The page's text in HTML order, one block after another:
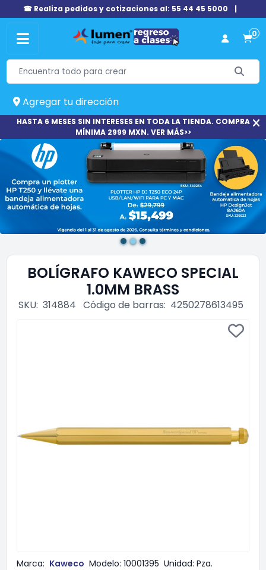
☎ Realiza pedidos y cotizaciones al: 55 44 45 5000 |
0
Agregar tu dirección
HASTA 6 MESES SIN INTERESES EN TODA LA TIENDA. COMPRA
MÍNIMA 2999 MXN. VER MÁS>>
BOLÍGRAFO KAWECO SPECIAL
1.0MM BRASS
SKU: 314884 Código de barras: 4250278613495
Marca: Kaweco Modelo: 10001395 Unidad: Pza.